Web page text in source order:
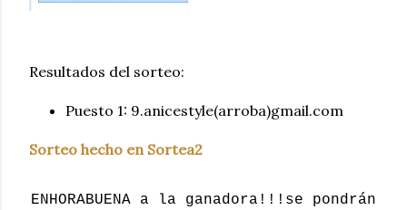
Resultados del sorteo:
Puesto 1: 9.anicestyle(arroba)gmail.com
Sorteo hecho en Sortea2
ENHORABUENA a la ganadora!!!se pondrán